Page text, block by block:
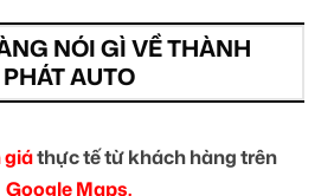
NÓI GÌ VỀ THÀNH
PHÁT AUTO
giáthực tế từ khách hàng trên
Google Maps.